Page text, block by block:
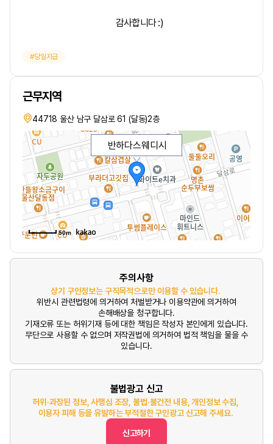
감사합니다 :)
당일지급
근무지역
44718 울산 남구 달삼로 61 (달동)2층
반하다스웨디시
50m
주의사항
상기 구인정보는 구직목적으로만 이용할 수 있습니다.
위반시 관련법령에 의거하여 처벌받거나 이용약관에 의거하여
손해배상을 청구합니다.
기재오류 또는 허위기재 등에 대한 책임은 작성자 본인에게 있습니다.
무단으로 사용할 수 없으며 저작권법에 의거하여 법적 책임을 물을 수
있습니다.
불법광고 신고
허위·과장된 정보, 사행심 조장, 불법·불건전 내용, 개인정보 수집,
이용자 피해 등을 유발하는 부적절한 구인광고 신고해 주세요.
신고하기